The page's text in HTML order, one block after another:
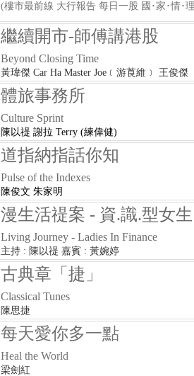
(樓市最前線 大行報告 每日一股 國･家･情･
繼續開市-師傅講港股
Beyond Closing Time
黃瑋傑 Car Ha Master Joe﹝游莨維﹞ 王俊傑
體旅事務所
Culture Sprint
陳以禔 謝拉 Terry (練偉健)
道指納指話你知
Pulse of the Indexes
陳俊文 朱家明
漫生活禔案 - 資.識.型女生
Living Journey - Ladies In Finance
主持 : 陳以禔 嘉賓 : 黃婉婷
古典章「捷」
Classical Tunes
陳思捷
每天愛你多一點
Heal the World
梁劍紅